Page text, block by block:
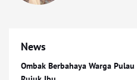
News
Ombak Berbahaya Warga